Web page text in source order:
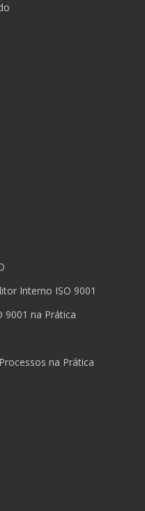
Interno ISO 9001
9001 na Prática
na Prática